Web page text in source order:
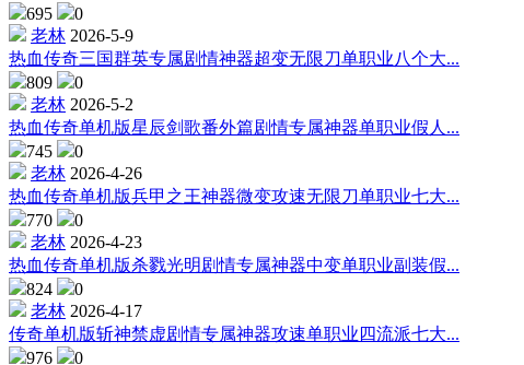
695
0
老林 2026-5-9
热血传奇三国群英专属剧情神器超变无限刀单职业八个大...
809
0
老林 2026-5-2
热血传奇单机版星辰剑歌番外篇剧情专属神器单职业假人...
745
0
老林 2026-4-26
热血传奇单机版兵甲之王神器微变攻速无限刀单职业七大...
770
0
老林 2026-4-23
热血传奇单机版杀戮光明剧情专属神器中变单职业副装假...
824
0
老林 2026-4-17
传奇单机版斩神禁虚剧情专属神器攻速单职业四流派七大...
976
0